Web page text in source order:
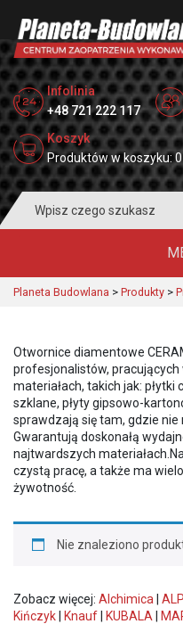
Infolinia
+48 721 222 117
Koszyk
Produktów w koszyku: 0
for:
Planeta Budowlana > Produkty >
Otwornice diamentowe
profesjonalistów,
materiałach, takich jak: płytki
szklane, płyty gipsowo-
sprawdzają się tam, gdzie nie
Gwarantują doskonałą
najtwardszych
czystą pracę, a także ma
żywotność.
Nie znaleziono
Zobacz więcej: Alchimica
Kińczyk
Knauf KUBALA